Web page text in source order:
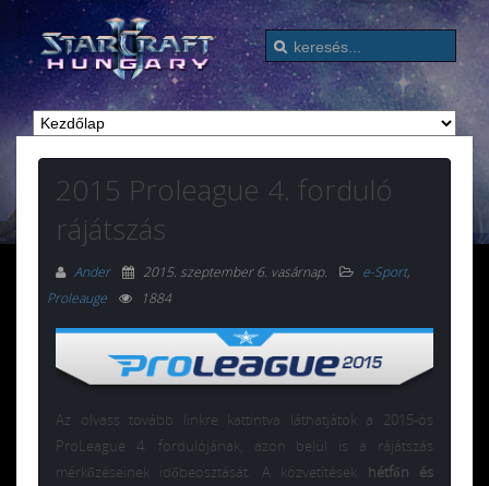
2015 Proleague 4. forduló
rájátszás
Ander 2015. szeptember 6. vasárnap. e-Sport,
Proleauge
1884
Az olvass tovább linkre kattintva láthatjátok a 2015-ös
ProLeague 4. fordulójának, azon belül is a rájátszás
mérkőzéseinek időbeosztását. A közvetítések hétfőn és